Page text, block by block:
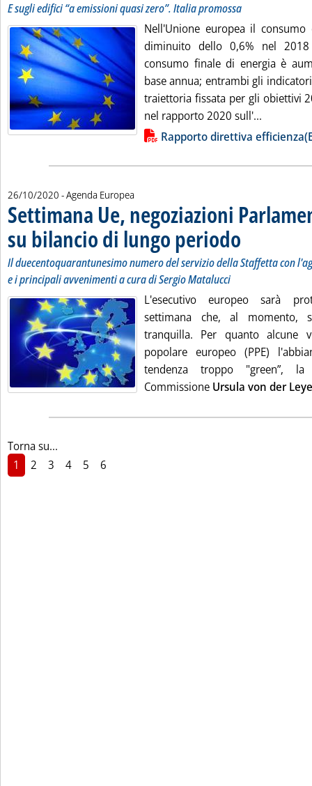
E sugli edifici “a emissioni quasi zero”. Italia promossa
Nell'Unione europea il
diminuito dello 0,6% nel
consumo finale di energia è
base annua; entrambi gli
traiettoria fissata per gli obiettivi
nel rapporto 2020 sull'...
Lista allegati PDF alla notiziaRapporto direttiva
26/10/2020 - Agenda Europea
Settimana Ue, negoziazioni
su bilancio di lungo periodo
Il duecentoquarantunesimo numero del servizio della Staffetta con
e i principali avvenimenti a cura di Sergio Matalucci
L'esecutivo europeo sarà
settimana che, al momento,
tranquilla. Per quanto alcune
popolare europeo (PPE)
tendenza troppo "green”, la
Commissione Ursula von der
Torna su...
1
2 3 4 5 6